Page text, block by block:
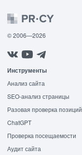
© 2006—2026
Инструменты
Анализ сайта
SEO-анализ страницы
Разовая проверка позиций
ChatGPT
Проверка посещаемости
Аудит сайта